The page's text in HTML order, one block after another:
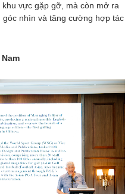
vực gặp gỡ, mà còn mở ra
nhìn và tăng cường hợp tác